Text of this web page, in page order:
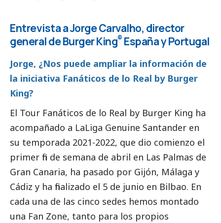
Entrevista a Jorge Carvalho, director
general de Burger King® España y Portugal
Jorge, ¿Nos puede ampliar la información de
la iniciativa Fanáticos de lo Real by Burger
King?
El Tour Fanáticos de lo Real by Burger King ha
acompañado a LaLiga Genuine Santander en
su temporada 2021-2022, que dio comienzo el
primer fin de semana de abril en Las Palmas de
Gran Canaria, ha pasado por Gijón, Málaga y
Cádiz y ha finalizado el 5 de junio en Bilbao. En
cada una de las cinco sedes hemos montado
una Fan Zone, tanto para los propios